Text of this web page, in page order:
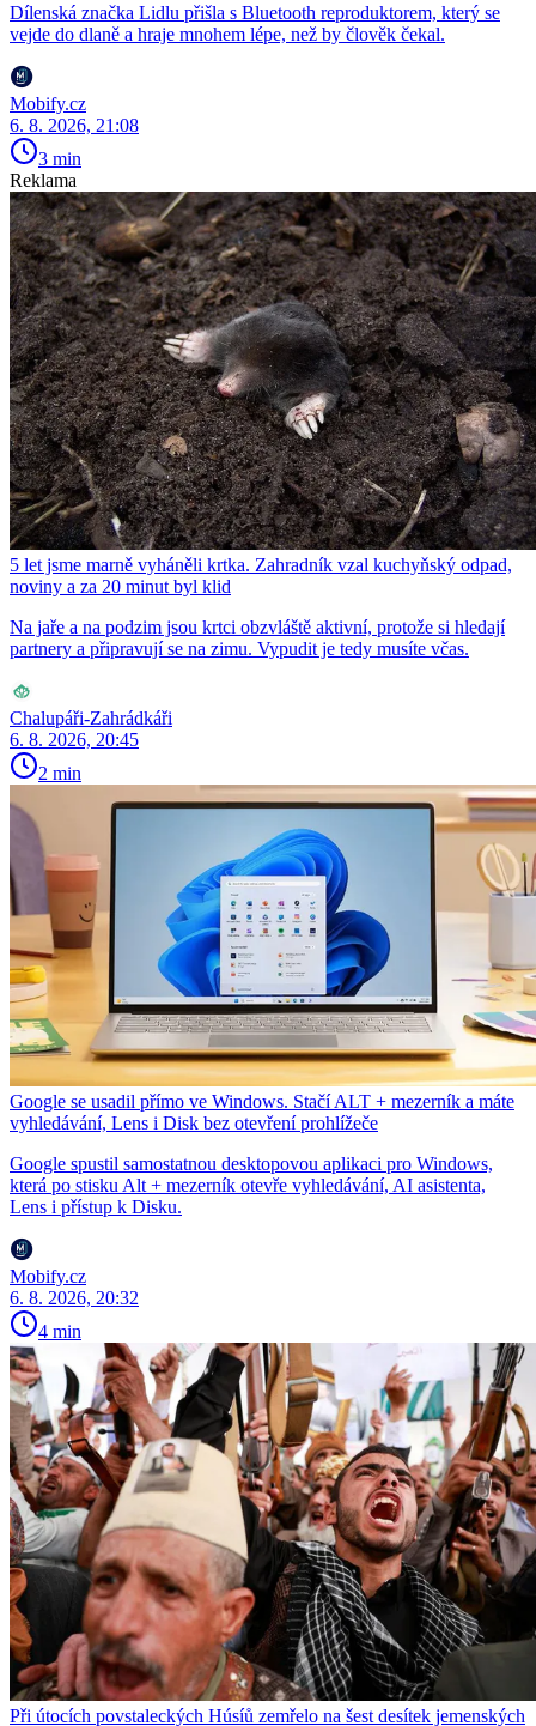
Dílenská značka Lidlu přišla s Bluetooth reproduktorem, který se
vejde do dlaně a hraje mnohem lépe, než by člověk čekal.
Mobify.cz
6. 8. 2026, 21:08
3 min
Reklama
5 let jsme marně vyháněli krtka. Zahradník vzal kuchyňský odpad,
noviny a za 20 minut byl klid
Na jaře a na podzim jsou krtci obzvláště aktivní, protože si hledají
partnery a připravují se na zimu. Vypudit je tedy musíte včas.
Chalupáři-Zahrádkáři
6. 8. 2026, 20:45
2 min
Google se usadil přímo ve Windows. Stačí ALT + mezerník a máte
vyhledávání, Lens i Disk bez otevření prohlížeče
Google spustil samostatnou desktopovou aplikaci pro Windows,
která po stisku Alt + mezerník otevře vyhledávání, AI asistenta,
Lens i přístup k Disku.
Mobify.cz
6. 8. 2026, 20:32
4 min
Při útocích povstaleckých Húsíů zemřelo na šest desítek jemenských